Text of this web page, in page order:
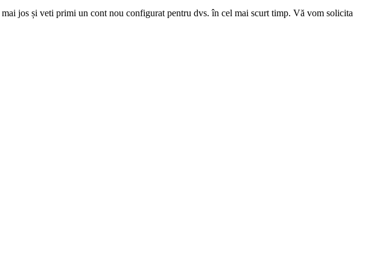
jos și veti primi un cont nou configurat pentru dvs. în cel mai scurt timp. Vă vom solicita